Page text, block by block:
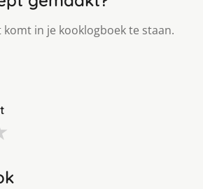
in je kooklogboek te staan.